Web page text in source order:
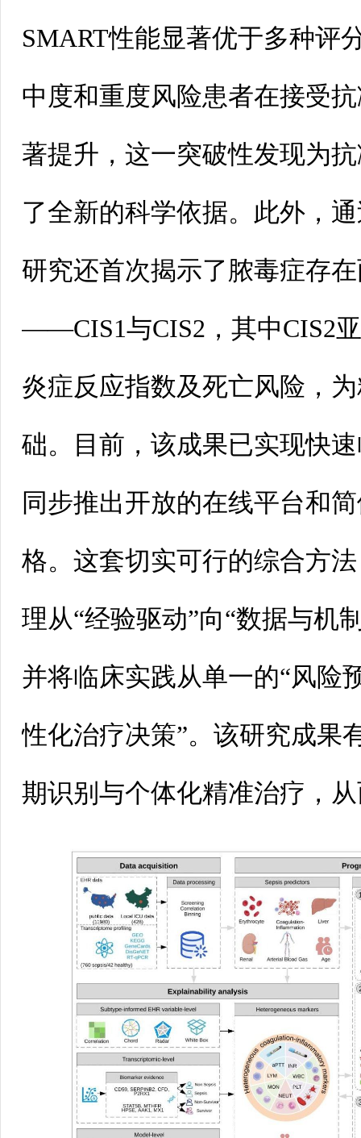
SMART性能显著优于多种评
中度和重度风险患者在接受
著提升，这一突破性发现为
了全新的科学依据。此外，
研究还首次揭示了脓毒症存
——CIS1与CIS2，其中CIS2
炎症反应指数及死亡风险，
础。目前，该成果已实现快
同步推出开放的在线平台和
格。这套切实可行的综合方
理从“经验驱动”向“数据与机
并将临床实践从单一的“风险
性化治疗决策”。该研究成果
期识别与个体化精准治疗，